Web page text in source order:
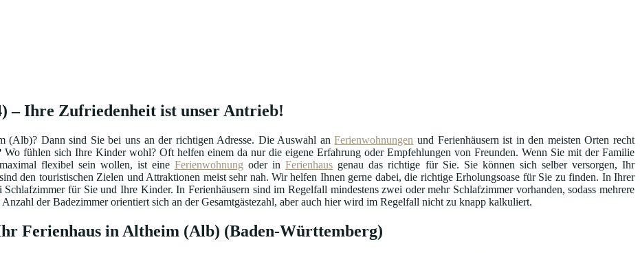
– Ihre Zufriedenheit ist unser Antrieb!
(Alb)? Dann sind Sie bei uns an der richtigen Adresse. Die Auswahl anFerienwohnungen und Ferienhäusern ist in den meisten Orten recht
Wo fühlen sich Ihre Kinder wohl? Oft helfen einem da nur die eigene Erfahrung oder Empfehlungen von Freunden. Wenn Sie mit der Familie
flexibel sein wollen, ist eineFerienwohnung oder inFerienhaus genau das richtige für Sie. Sie können sich selber versorgen, Ihr
sind den touristischen Zielen und Attraktionen meist sehr nah. Wir helfen Ihnen gerne dabei, die richtige Erholungsoase für Sie zu finden. In Ihrer
für Sie und Ihre Kinder. In Ferienhäusern sind im Regelfall mindestens zwei oder mehr Schlafzimmer vorhanden, sodass mehrere
der Badezimmer orientiert sich an der Gesamtgästezahl, aber auch hier wird im Regelfall nicht zu knapp kalkuliert.
Ferienhaus in Altheim (Alb) (Baden-Württemberg)